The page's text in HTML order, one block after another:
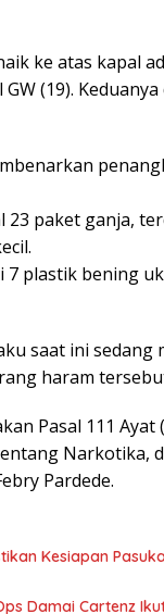
ke atas kapal
(19).
23 paket ganja,
7 plastik bening
saat ini sedang
haram
Pasal 111
Narkotika,
Pardede.
Kesiapan
Damai Cartenz